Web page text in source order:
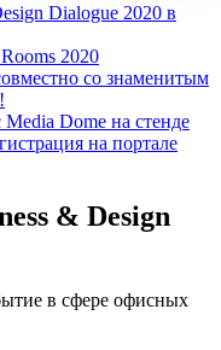
Dialogue 2020 в
2020
со знаменитым
Dome на стенде
на портале
& Design
в сфере офисных